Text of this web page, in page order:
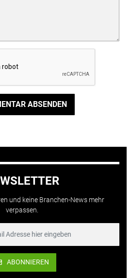
ABSENDEN
und keine Branchen-News mehr
verpassen.
ABONNIEREN